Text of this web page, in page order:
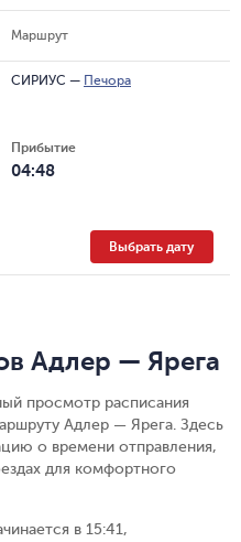
Маршрут
СИРИУС — Печора
Прибытие
04:48
Выбрать дату
Адлер — Ярега
просмотр расписания
Адлер — Ярега. Здесь
о времени отправления,
для комфортного
в 15:41,